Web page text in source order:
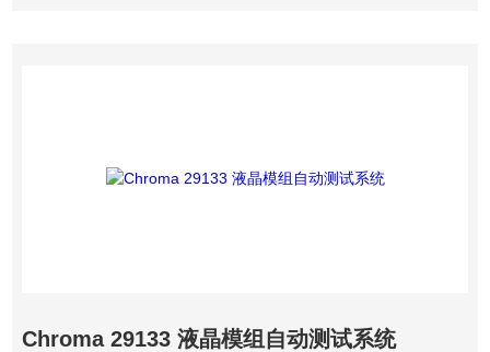
Chroma 29133 液晶模组自动测试系统